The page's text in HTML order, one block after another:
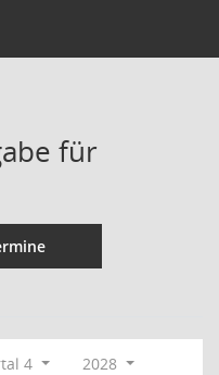
für
4
2028